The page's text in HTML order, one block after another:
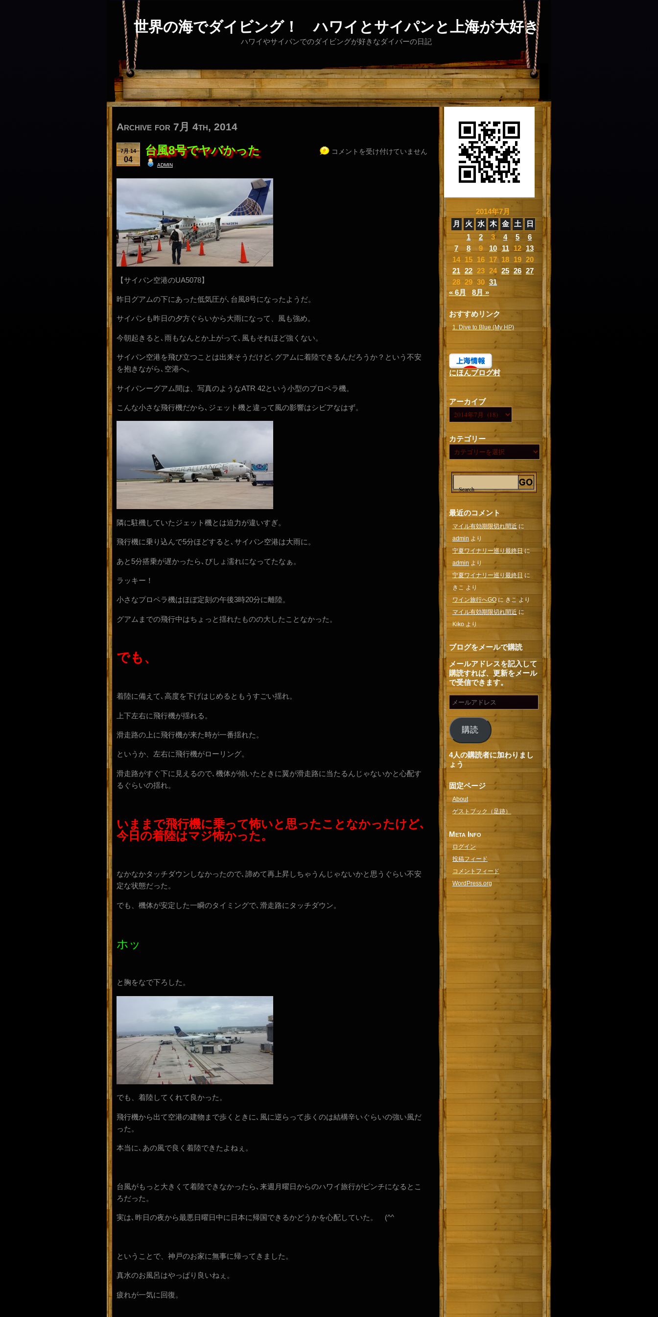
世界の海でダイビング！ ハワイとサイパンと上海が大好き
ハワイやサイパンでのダイビングが好きなダイバーの日記
Archive for 7月 4th, 2014
7月 14
04
台風8号でヤバかった
admin
コメントを受け付けていません
【サイパン空港のUA5078】
昨日グアムの下にあった低気圧が､台風8号になったようだ。
サイパンも昨日の夕方ぐらいから大雨になって、風も強め。
今朝起きると､雨もなんとか上がって､風もそれほど強くない。
サイパン空港を飛び立つことは出来そうだけど､グアムに着陸できるんだろうか？という不安
を抱きながら､空港へ。
サイパンーグアム間は、写真のようなATR 42という小型のプロペラ機。
こんな小さな飛行機だから､ジェット機と違って風の影響はシビアなはず。
隣に駐機していたジェット機とは迫力が違いすぎ。
飛行機に乗り込んで5分ほどすると､サイパン空港は大雨に。
あと5分搭乗が遅かったら､びしょ濡れになってたなぁ。
ラッキー！
小さなプロペラ機はほぼ定刻の午後3時20分に離陸。
グアムまでの飛行中はちょっと揺れたものの大したことなかった。
でも、
着陸に備えて､高度を下げはじめるともうすごい揺れ。
上下左右に飛行機が揺れる。
滑走路の上に飛行機が来た時が一番揺れた。
というか、左右に飛行機がローリング。
滑走路がすぐ下に見えるので､機体が傾いたときに翼が滑走路に当たるんじゃないかと心配す
るぐらいの揺れ。
いままで飛行機に乗って怖いと思ったことなかったけど､
今日の着陸はマジ怖かった。
なかなかタッチダウンしなかったので､諦めて再上昇しちゃうんじゃないかと思うぐらい不安
定な状態だった。
でも、機体が安定した一瞬のタイミングで､滑走路にタッチダウン。
ホッ
と胸をなで下ろした。
でも、着陸してくれて良かった。
飛行機から出て空港の建物まで歩くときに､風に逆らって歩くのは結構辛いぐらいの強い風だ
った。
本当に､あの風で良く着陸できたよねぇ。
台風がもっと大きくて着陸できなかったら､来週月曜日からのハワイ旅行がピンチになるとこ
ろだった。
実は､昨日の夜から最悪日曜日中に日本に帰国できるかどうかを心配していた。 (^^ゞ
ということで、神戸のお家に無事に帰ってきました。
真水のお風呂はやっぱり良いねぇ。
疲れが一気に回復。
2014年7月
月
火 水 木 金 土
日
1
2 3 4 5
6
7
8 9 10 11 12 13
14 15 16 17 18 19 20
21 22 23 24 25 26 27
28 29 30 31
« 6月
8月 »
おすすめリンク
1. Dive to Blue (My HP)
にほんブログ村
アーカイブ
カテゴリー
最近のコメント
マイル有効期限切れ間近 に
admin より
宁夏ワイナリー巡り最終日に
admin より
宁夏ワイナリー巡り最終日 に
きこ より
ワイン旅行へGO に きこより
マイル有効期限切れ間近 に
Kiko より
ブログをメールで購読
メールアドレスを記入して
購読すれば、更新をメール
で受信できます。
購読
4人の購読者に加わりまし
ょう
固定ページ
About
ゲストブック（足跡）
Meta Info
ログイン
投稿フィード
コメントフィード
WordPress.org